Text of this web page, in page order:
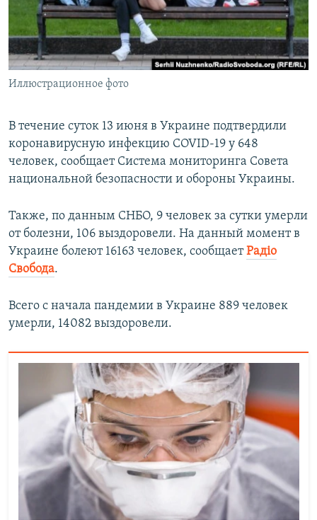
ПОБЕДИТЕЛЕЙ НЕ СУДЯТ?
КРЫМ.НЕПОКОРЕННЫЙ
ELIFBE
УКРАИНСКАЯ ПРОБЛЕМА КРЫМА
ПРИСОЕДИНЯЙТЕСЬ!
Иллюстрационное фото
В течение суток 13 июня в Украине подтвердили
коронавирусную инфекцию COVID-19 у 648
человек, сообщает Система мониторинга Совета
национальной безопасности и обороны Украины.
Также, по данным СНБО, 9 человек за сутки умерли
от болезни, 106 выздоровели. На данный момент в
Украине болеют 16163 человек, сообщаетРадіо
Свобода.
Всего с начала пандемии в Украине 889 человек
умерли, 14082 выздоровели.